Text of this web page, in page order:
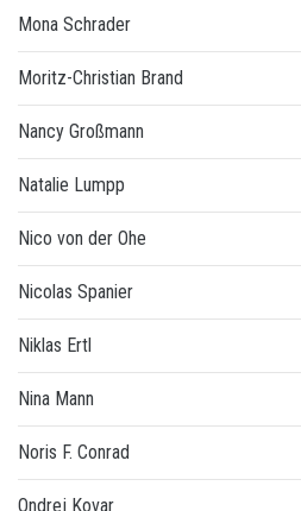
Mona Schrader
Moritz-Christian Brand
Nancy Großmann
Natalie Lumpp
Nico von der Ohe
Nicolas Spanier
Niklas Ertl
Nina Mann
Noris F. Conrad
Ondrej Kovar